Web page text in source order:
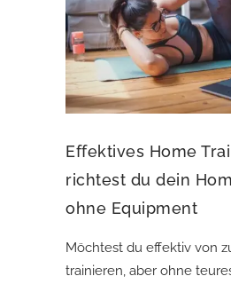
Effektives Home
richtest du dein
ohne Equipment
Möchtest du effektiv von
trainieren, aber ohne